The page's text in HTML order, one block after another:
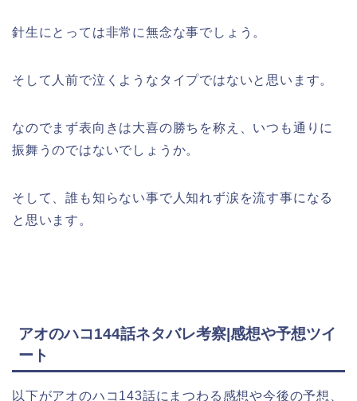
針生にとっては非常に無念な事でしょう。
そして人前で泣くようなタイプではないと思います。
なのでまず表向きは大喜の勝ちを称え、いつも通りに
振舞うのではないでしょうか。
そして、誰も知らない事で人知れず涙を流す事になる
と思います。
アオのハコ144話ネタバレ考察|感想や予想ツイ
ート
以下がアオのハコ143話にまつわる感想や今後の予想、